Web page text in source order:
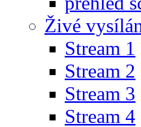
Živé
Stream 1
Stream 2
Stream 3
Stream 4